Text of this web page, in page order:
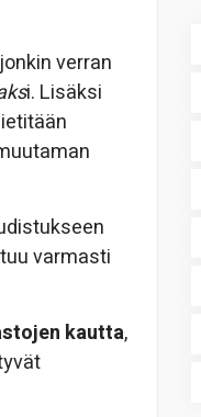
verran
i. Lisäksi
varmasti
kautta,